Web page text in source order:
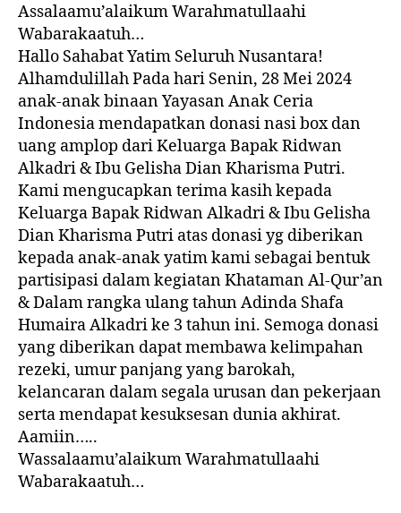
Assalaamu’alaikum Warahmatullaahi
Wabarakaatuh…
Hallo Sahabat Yatim Seluruh Nusantara!
Alhamdulillah Pada hari Senin, 28 Mei 2024
anak-anak binaan Yayasan Anak Ceria
Indonesia mendapatkan donasi nasi box dan
uang amplop dari Keluarga Bapak Ridwan
Alkadri & Ibu Gelisha Dian Kharisma Putri.
Kami mengucapkan terima kasih kepada
Keluarga Bapak Ridwan Alkadri & Ibu Gelisha
Dian Kharisma Putri atas donasi yg diberikan
kepada anak-anak yatim kami sebagai bentuk
partisipasi dalam kegiatan Khataman Al-Qur’an
& Dalam rangka ulang tahun Adinda Shafa
Humaira Alkadri ke 3 tahun ini. Semoga donasi
yang diberikan dapat membawa kelimpahan
rezeki, umur panjang yang barokah,
kelancaran dalam segala urusan dan pekerjaan
serta mendapat kesuksesan dunia akhirat.
Aamiin…..
Wassalaamu’alaikum Warahmatullaahi
Wabarakaatuh…